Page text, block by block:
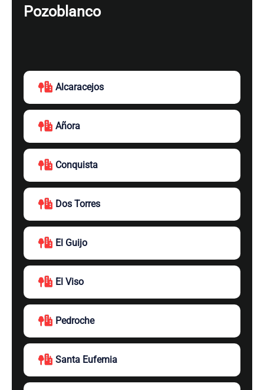
Pozoblanco
Alcaracejos
Añora
Conquista
Dos Torres
El Guijo
El Viso
Pedroche
Santa Eufemia